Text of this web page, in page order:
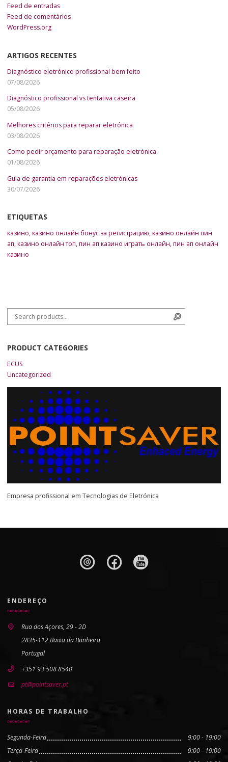
Feed de entradas
Feed de comentários
WordPress.org
ARTIGOS RECENTES
Diagnóstico eletrónico profissional bem feito
07/08/2026
Diagnóstico profissional vs tentativa caseira
05/08/2026
Melhores critérios para reparar eletrónica
03/08/2026
Como pedir orçamento para reparação eletrónica
01/08/2026
Guia de garantia em reparações eletrónicas
30/07/2026
ETIQUETAS
казино,казино онлайн бонус за регистрацию,казино онлайн пин
ап,казино онлайн топ,пин ап казино играть онлайн,пин ап онлайн
казино
Search for:
PRODUCT CATEGORIES
ECUS
Uncategorized
Empresa profissional em Tecnologias de Eletrónica
ENDEREÇO
Rua dos Açores, 29 - 2D
2835-112 Baixa da Banheira
Portugal
+351 93 508 8540
pt@pointsaver.pt
HORAS DE TRABALHO
Segunda-Feira
9:00 - 19:00
Terça-Feira
9:00 - 19:00